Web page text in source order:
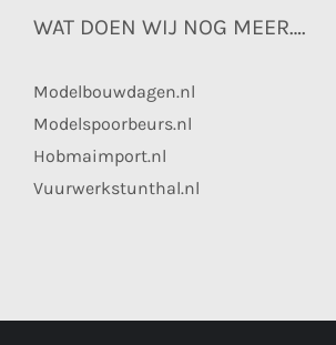
WAT DOEN WIJ NOG MEER….
Modelbouwdagen.nl
Modelspoorbeurs.nl
Hobmaimport.nl
Vuurwerkstunthal.nl